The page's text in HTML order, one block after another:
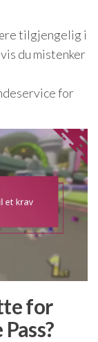
tilgjengelig i
du mistenker
for
for